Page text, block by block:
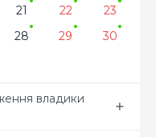
21 22
23
28 29
30
владики